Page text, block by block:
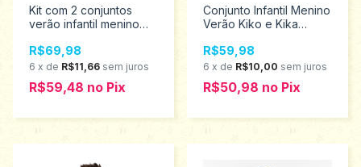
Kit com 2 conjuntos
verão infantil menino
9001837
R$69,98
6 x de R$11,66 sem juros
R$59,48 no Pix
Conjunto Infantil Menino
Verão Kiko e Kika
R$59,98
6 x de R$10,00 sem juros
R$50,98 no Pix